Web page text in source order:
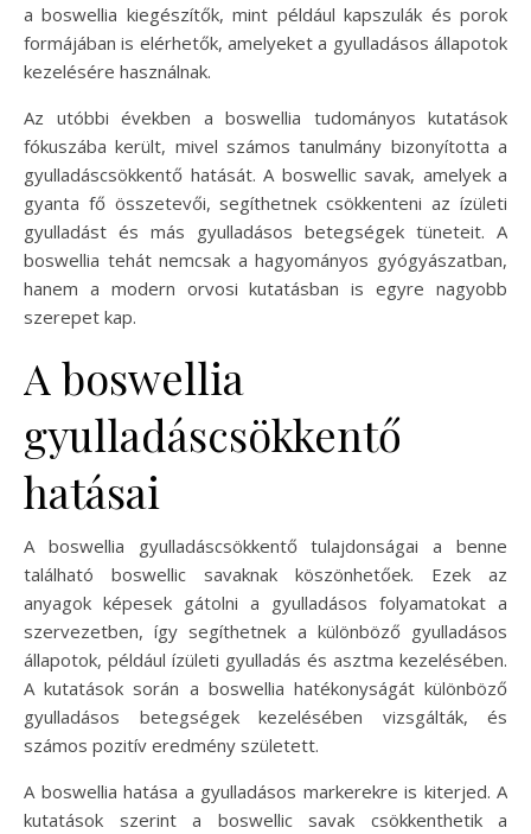
a boswellia kiegészítők, mint például kapszulák és porok
formájában is elérhetők, amelyeket a gyulladásos állapotok
kezelésére használnak.
Az utóbbi években a boswellia tudományos kutatások
fókuszába került, mivel számos tanulmány bizonyította a
gyulladáscsökkentő hatását. A boswellic savak, amelyek a
gyanta fő összetevői, segíthetnek csökkenteni az ízületi
gyulladást és más gyulladásos betegségek tüneteit. A
boswellia tehát nemcsak a hagyományos gyógyászatban,
hanem a modern orvosi kutatásban is egyre nagyobb
szerepet kap.
A boswellia
gyulladáscsökkentő
hatásai
A boswellia gyulladáscsökkentő tulajdonságai a benne
található boswellic savaknak köszönhetőek. Ezek az
anyagok képesek gátolni a gyulladásos folyamatokat a
szervezetben, így segíthetnek a különböző gyulladásos
állapotok, például ízületi gyulladás és asztma kezelésében.
A kutatások során a boswellia hatékonyságát különböző
gyulladásos betegségek kezelésében vizsgálták, és
számos pozitív eredmény született.
A boswellia hatása a gyulladásos markerekre is kiterjed. A
kutatások szerint a boswellic savak csökkenthetik a